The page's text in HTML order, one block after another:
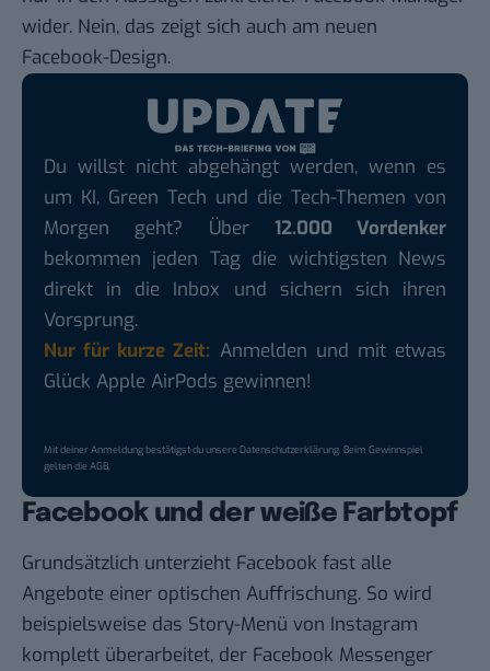
wider. Nein, das zeigt sich auch am neuen
Facebook-Design.
Du willst nicht abgehängt werden, wenn es
um KI, Green Tech und die Tech-Themen von
Morgen geht? Über 12.000 Vordenker
bekommen jeden Tag die wichtigsten News
direkt in die Inbox und sichern sich ihren
Vorsprung.
Nur für kurze Zeit: Anmelden und mit etwas
Glück Apple AirPods gewinnen!
Mit deiner Anmeldung bestätigst du unsereDatenschutzerklärung. Beim Gewinnspiel
gelten dieAGB.
Facebook und der weiße Farbtopf
Grundsätzlich unterzieht Facebook fast alle
Angebote einer optischen Auffrischung. So wird
beispielsweise das Story-Menü von Instagram
komplett überarbeitet, der Facebook Messenger